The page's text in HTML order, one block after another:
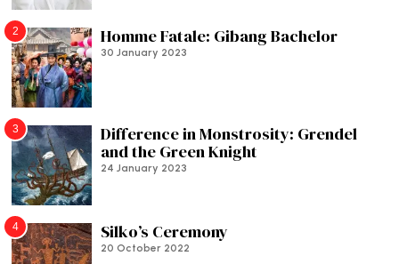
2 Homme Fatale: Gibang Bachelor
30 January 2023
3
Difference in Monstrosity: Grendel
and the Green Knight
24 January 2023
4 Silko’s Ceremony
20 October 2022